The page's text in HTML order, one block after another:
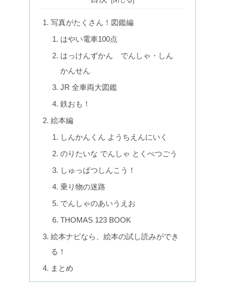
写真がたくさん！図鑑編
はやい電車100点
はっけんずかん でんしゃ・しん
かんせん
JR 全車両大図鑑
鉄おも！
絵本編
しんかんくん ようちえんにいく
のりたいな でんしゃ とくべつごう
しゅっぱつしんこう！
乗り物の迷路
でんしゃのあいうえお
THOMAS 123 BOOK
絵本ナビなら、絵本の試し読みができ
る！
まとめ